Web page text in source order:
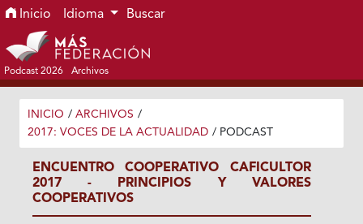
Ir al menú de navegación principal
Ir al contenido principal
Ir al pie de página del sitio
Inicio Idioma Buscar
Podcast 2026 Archivos
INICIO / ARCHIVOS /
2017: VOCES DE LA ACTUALIDAD / PODCAST
ENCUENTRO COOPERATIVO CAFICULTOR
2017 - PRINCIPIOS Y VALORES
COOPERATIVOS